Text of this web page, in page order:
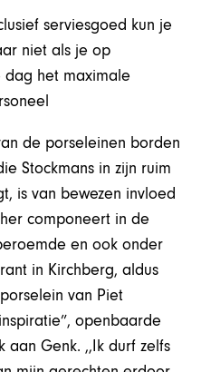
serviesgoed kun je
niet als je op
dag het maximale
de porseleinen borden
Stockmans in zijn ruim
is van bewezen invloed
componeert in de
en ook onder
in Kirchberg, aldus
van Piet
openbaarde
aan Genk. ,,Ik durf zelfs